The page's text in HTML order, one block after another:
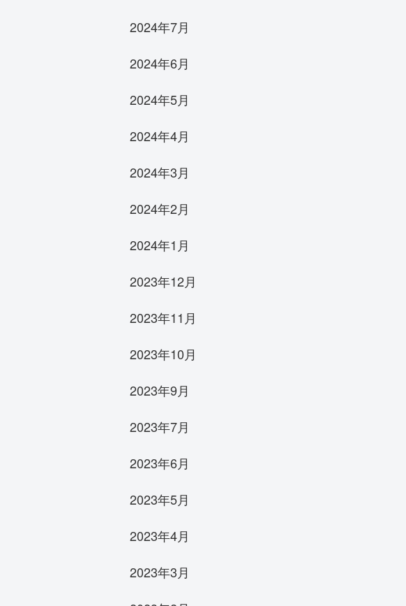
2024年7月
2024年6月
2024年5月
2024年4月
2024年3月
2024年2月
2024年1月
2023年12月
2023年11月
2023年10月
2023年9月
2023年7月
2023年6月
2023年5月
2023年4月
2023年3月